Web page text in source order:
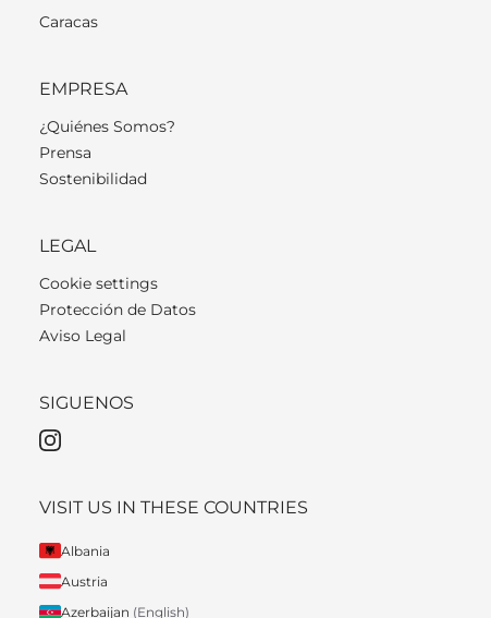
Caracas
EMPRESA
¿Quiénes Somos?
Prensa
Sostenibilidad
LEGAL
Cookie settings
Protección de Datos
Aviso Legal
SIGUENOS
VISIT US IN THESE COUNTRIES
Albania
Austria
Azerbaijan (English)